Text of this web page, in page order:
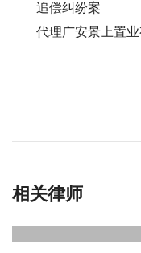
追偿纠纷案
代理广安景上置
相关律师